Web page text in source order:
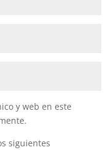
y web en este
siguientes